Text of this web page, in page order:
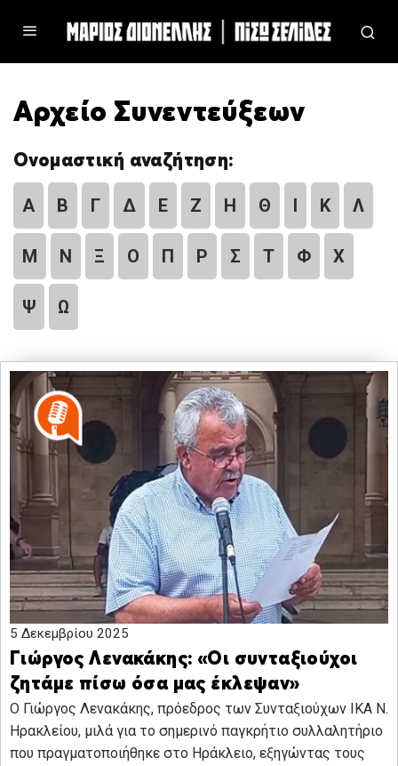
Αρχείο Συνεντεύξεων
Ονομαστική αναζήτηση:
Α Β Γ Δ Ε Ζ Η Θ Ι Κ Λ
Μ Ν Ξ Ο Π Ρ Σ Τ Φ Χ
Ψ Ω
5 Δεκεμβρίου 2025
Γιώργος Λενακάκης: «Οι συνταξιούχοι
ζητάμε πίσω όσα μας έκλεψαν»
Ο Γιώργος Λενακάκης, πρόεδρος των Συνταξιούχων ΙΚΑ Ν.
Ηρακλείου, μιλά για το σημερινό παγκρήτιο συλλαλητήριο
που πραγματοποιήθηκε στο Ηράκλειο, εξηγώντας τους